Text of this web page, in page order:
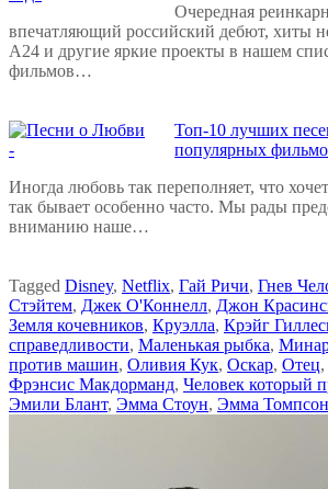
Очередная
впечатляющий российский дебют, хиты
А24 и другие яркие проекты в нашем
фильмов…
Топ-10 лучших
популярных
Иногда любовь так переполняет, что
так бывает особенно часто. Мы рады
вниманию наше…
Tagged Disney, Netflix, Гай Ричи, Гнев
Стэйтем, Джек О'Коннелл, Джон
Земля кочевников, Круэлла, Крэйг
справедливости, Маленькая рыбка,
против машин, Оливия Кук, Оскар, Отец,
Фрэнсис Макдорманд, Человек который
Эмили Блант, Эмма Стоун, Эмма Томпсон